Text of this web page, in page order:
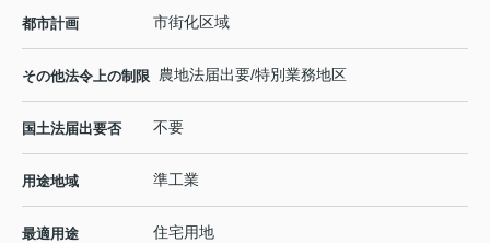
都市計画 市街化区域
その他法令上の制限 農地法届出要/特別業務地区
国土法届出要否 不要
用途地域 準工業
最適用途 住宅用地